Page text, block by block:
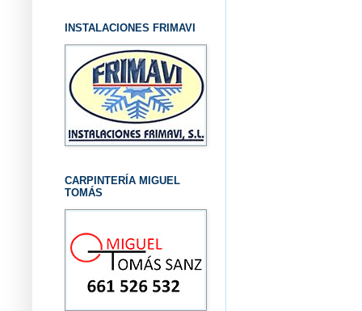
INSTALACIONES FRIMAVI
CARPINTERÍA MIGUEL
TOMÁS